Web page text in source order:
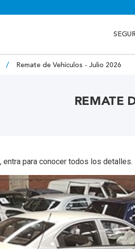
Remate de Vehículos - Julio 2026
REMATE
entra para conocer todos los detalles.